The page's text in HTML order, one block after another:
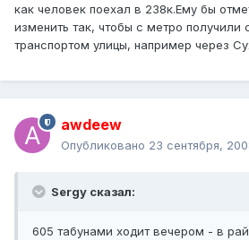
как человек поехал в 238к.Ему бы
изменить так, чтобы с метро получили
транспортом улицы, например через
awdeew
Опубликовано 23 сентября,
Sergy сказал:
605 табунами ходит вечером - в